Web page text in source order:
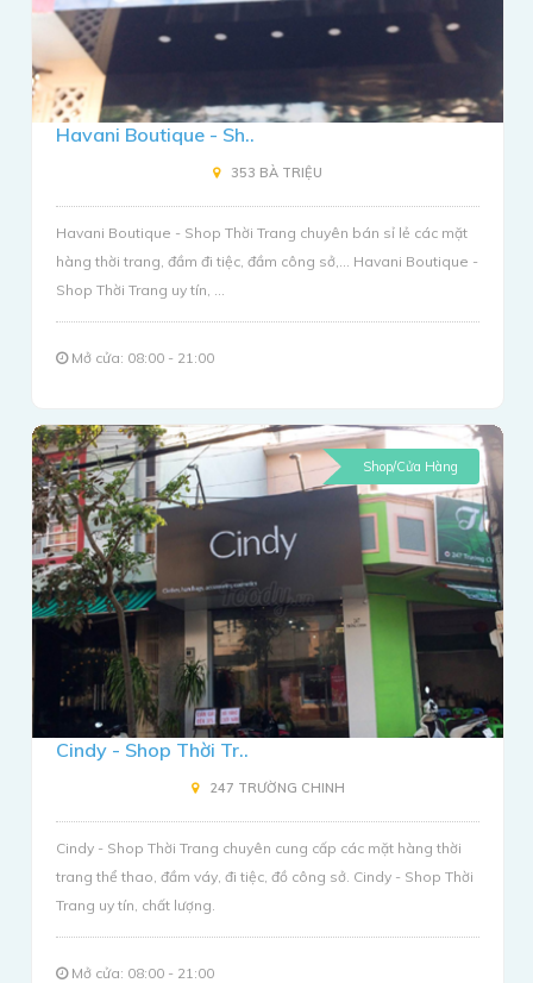
Havani Boutique - Sh..
353 BÀ TRIỆU
Havani Boutique - Shop Thời Trang chuyên bán sỉ lẻ các mặt
hàng thời trang, đầm đi tiệc, đầm công sở,... Havani Boutique -
Shop Thời Trang uy tín, ...
Mở cửa: 08:00 - 21:00
Shop/Cửa Hàng
Cindy - Shop Thời Tr..
247 TRƯỜNG CHINH
Cindy - Shop Thời Trang chuyên cung cấp các mặt hàng thời
trang thể thao, đầm váy, đi tiệc, đồ công sở. Cindy - Shop Thời
Trang uy tín, chất lượng.
Mở cửa: 08:00 - 21:00